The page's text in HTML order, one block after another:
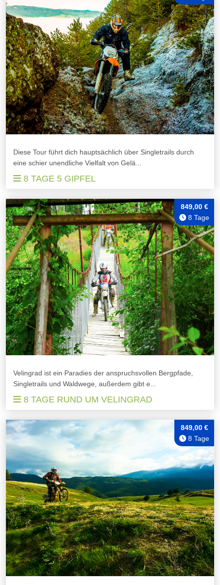
Diese Tour führt dich hauptsächlich über Singletrails durch
eine schier unendliche Vielfalt von Gelä...
8 TAGE 5 GIPFEL
Velingrad ist ein Paradies der anspruchsvollen Bergpfade,
Singletrails und Waldwege, außerdem gibt e...
8 TAGE RUND UM VELINGRAD
849,00 €
8 Tage
849,00 €
8 Tage